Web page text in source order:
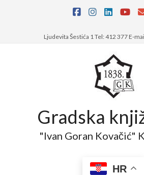
Ljudevita Šestića 1 Tel: 412 377 E-
Gradska
"Ivan Goran Kovačić"
HR